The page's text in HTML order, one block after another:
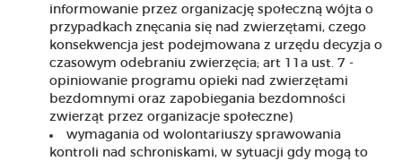
informowanie przez organizację społeczną wójta o
przypadkach znęcania się nad zwierzętami, czego
konsekwencja jest podejmowana z urzędu decyzja o
czasowym odebraniu zwierzęcia; art 11a ust. 7 -
opiniowanie programu opieki nad zwierzętami
bezdomnymi oraz zapobiegania bezdomności
zwierząt przez organizacje społeczne)
wymagania od wolontariuszy sprawowania
kontroli nad schroniskami, w sytuacji gdy mogą to